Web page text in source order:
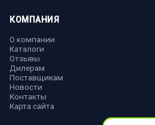
КОМПАНИЯ
О компании
Каталоги
Отзывы
Дилерам
Поставщикам
Новости
Контакты
Карта сайта